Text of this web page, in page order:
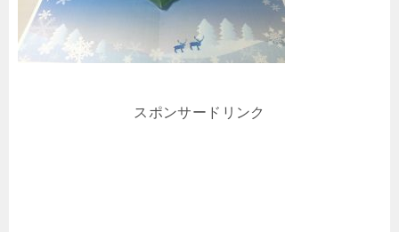
スポンサードリンク